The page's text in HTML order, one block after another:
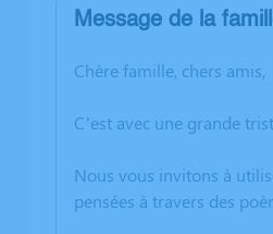
Message de la
Chère famille, chers amis,
C’est avec une grande
Nous vous invitons à
pensées à travers des